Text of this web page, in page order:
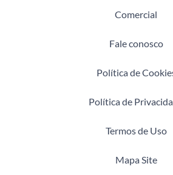
Comercial
Fale conosco
Política de
Política de
Termos de Uso
Mapa Site